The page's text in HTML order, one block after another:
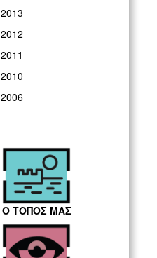
2013
2012
2011
2010
2006
Ο ΤΟΠΟΣ ΜΑΣ